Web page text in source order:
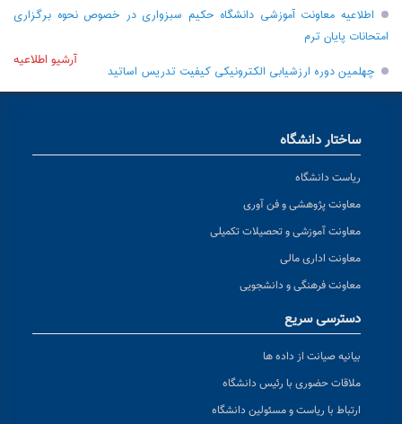
اطلاعیه معاونت آموزشی دانشگاه حکیم سبزواری در خصوص نحوه برگزاری
امتحانات پایان ترم
چهلمین دوره ارزشیابی الکترونیکی کیفیت تدریس اساتید
آرشیو اطلاعیه
ساختار دانشگاه
ریاست دانشگاه
معاونت پژوهشی و فن آوری
معاونت آموزشی و تحصیلات تکمیلی
معاونت اداری مالی
معاونت فرهنگی و دانشجویی
دسترسی سریع
بیانیه صیانت از داده ها
ملاقات حضوری با رئیس دانشگاه
ارتباط با ریاست و مسئولین دانشگاه